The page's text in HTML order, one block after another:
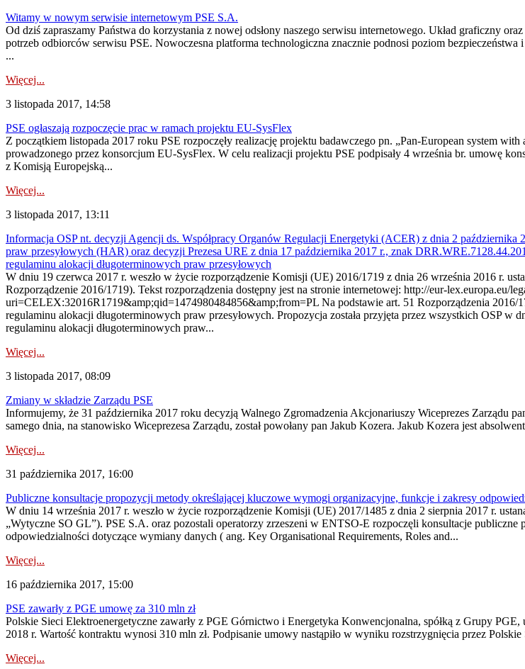
Witamy w nowym serwisie internetowym PSE S.A.
Od dziś zapraszamy Państwa do korzystania z nowej odsłony naszego serwisu internetowego. Układ graficzny
potrzeb odbiorców serwisu PSE. Nowoczesna platforma technologiczna znacznie podnosi poziom
...
Więcej...
3 listopada 2017, 14:58
PSE ogłaszają rozpoczęcie prac w ramach projektu EU-SysFlex
Z początkiem listopada 2017 roku PSE rozpoczęły realizację projektu badawczego pn. „Pan-European system
prowadzonego przez konsorcjum EU-SysFlex. W celu realizacji projektu PSE podpisały 4 września br. umowę
z Komisją Europejską...
Więcej...
3 listopada 2017, 13:11
Informacja OSP nt. decyzji Agencji ds. Współpracy Organów Regulacji Energetyki (ACER) z dnia 2
praw przesyłowych (HAR) oraz decyzji Prezesa URE z dnia 17 października 2017 r., znak
regulaminu alokacji długoterminowych praw przesyłowych
W dniu 19 czerwca 2017 r. weszło w życie rozporządzenie Komisji (UE) 2016/1719 z dnia 26 września 2016 r.
Rozporządzenie 2016/1719). Tekst rozporządzenia dostępny jest na stronie internetowej: http://eur-lex.europa.eu/
uri=CELEX:32016R1719&amp;qid=1474980484856&amp;from=PL Na podstawie art. 51 Rozporządzenia
regulaminu alokacji długoterminowych praw przesyłowych. Propozycja została przyjęta przez wszystkich OSP
regulaminu alokacji długoterminowych praw...
Więcej...
3 listopada 2017, 08:09
Zmiany w składzie Zarządu PSE
Informujemy, że 31 października 2017 roku decyzją Walnego Zgromadzenia Akcjonariuszy Wiceprezes Zarządu
samego dnia, na stanowisko Wiceprezesa Zarządu, został powołany pan Jakub Kozera. Jakub Kozera jest
Więcej...
31 października 2017, 16:00
Publiczne konsultacje propozycji metody określającej kluczowe wymogi organizacyjne, funkcje i zakresy
W dniu 14 września 2017 r. weszło w życie rozporządzenie Komisji (UE) 2017/1485 z dnia 2 sierpnia 2017 r.
„Wytyczne SO GL”). PSE S.A. oraz pozostali operatorzy zrzeszeni w ENTSO-E rozpoczęli konsultacje
odpowiedzialności dotyczące wymiany danych ( ang. Key Organisational Requirements, Roles and...
Więcej...
16 października 2017, 15:00
PSE zawarły z PGE umowę za 310 mln zł
Polskie Sieci Elektroenergetyczne zawarły z PGE Górnictwo i Energetyka Konwencjonalna, spółką z Grupy
2018 r. Wartość kontraktu wynosi 310 mln zł. Podpisanie umowy nastąpiło w wyniku rozstrzygnięcia przez
Więcej...